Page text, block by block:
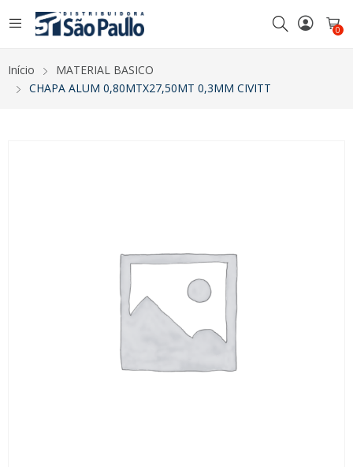
0
Início
MATERIAL BASICO
CHAPA ALUM 0,80MTX27,50MT 0,3MM CIVITT